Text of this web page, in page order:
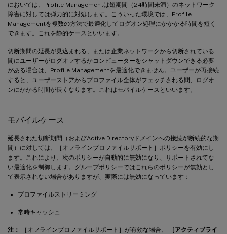
においては、Profile Managementは短期間（24時間未満）のネットワーク
障害に対しては弾力的に対処します。こういった環境では、Profile
Managementを複数の方法で最適化してログオン処理にかかかる時間を短く
できます。これを静的ケースといいます。
切断期間の延長が見込まれる、または企業ネットワークから切断されている
間にユーザーがログオフするかコンピューターをシャットダウンできる必要
がある場合は、Profile Managementを最適化できません。ユーザーが再接続
すると、ユーザーストアからプロファイル全体がフェッチされる間、ログオ
ンにかかる時間が長くなります。これはモバイルケースといいます。
モバイルケース
延長された切断期間（およびActive Directoryドメインへの接続が断続的な期
間）に対しては、［オフラインプロファイルサポート］ポリシーを有効にし
ます。これにより、次のポリシーが自動的に無効になり、サポートされてな
い最適化を制御します。グループポリシーではこれらのポリシーが無効とし
て表示されない場合がありますが、実際には無効になっています：
プロファイルストリーミング
常時キャッシュ
注： ［オフラインプロファイルサポート］が有効な場合、
［アクティブライ